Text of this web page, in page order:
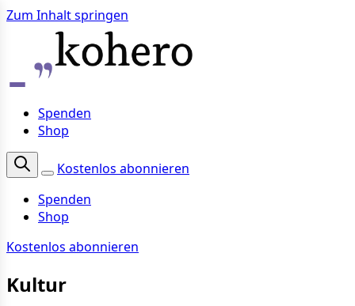
Zum Inhalt springen
Spenden
Shop
Kostenlos abonnieren
Spenden
Shop
Kostenlos abonnieren
Kultur